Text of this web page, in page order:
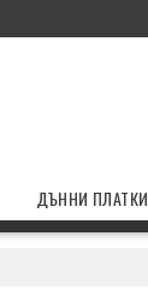
ДЪННИ ПЛАТКИ